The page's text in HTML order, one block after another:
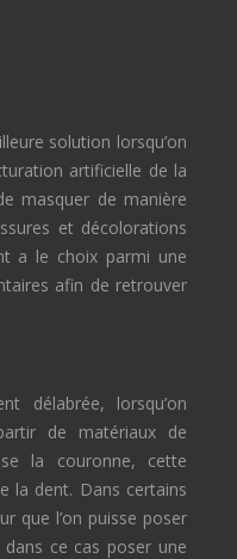
solution lorsqu’on
artificielle de la
masquer de manière
et décolorations
a le choix parmi une
afin de retrouver
délabrée, lorsqu’on
de matériaux de
la couronne, cette
la dent. Dans certains
que l’on puisse poser
ce cas poser une